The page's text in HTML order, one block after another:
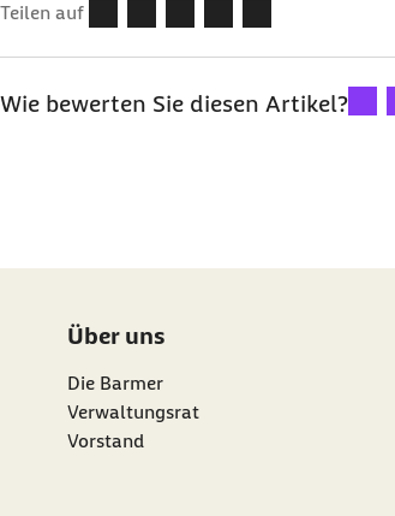
Teilen auf
Wie bewerten Sie diesen Artikel?Ihre
Über uns
Die Barmer
Verwaltungsrat
Vorstand